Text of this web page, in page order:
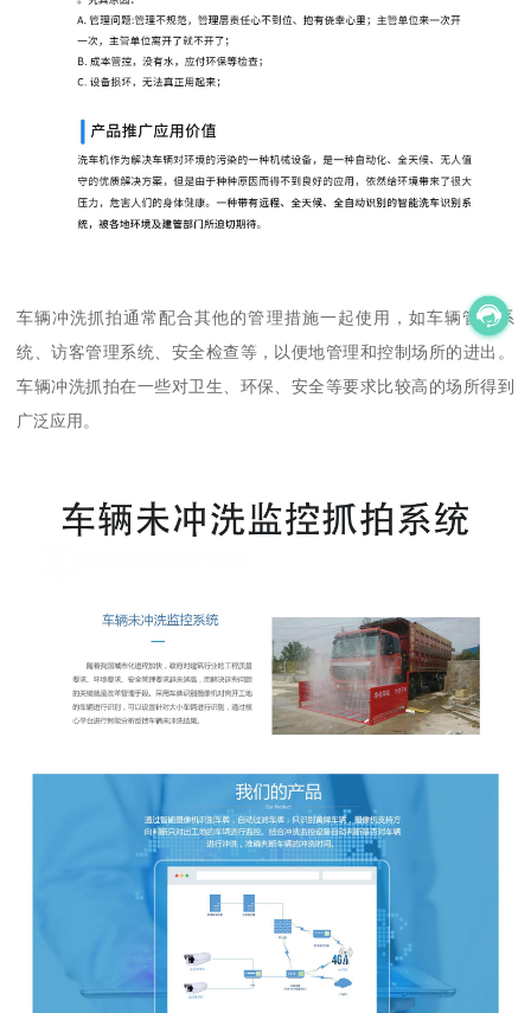
车辆冲洗抓拍通常配合其他的管理措施一起使用，如车辆管理系
统、访客管理系统、安全检查等，以便地管理和控制场所的进出。
车辆冲洗抓拍在一些对卫生、环保、安全等要求比较高的场所得到
广泛应用。